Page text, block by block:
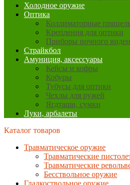
Холодное оружие
Оптика
Коллиматорные
Крепления для оптики
Приборы ночного
Страйкбол
Амуниция, аксессуары
Кейсы и кофры
Кобуры
Тубусы для оптики
Чехлы для ружей
Ягдташи, сумки
Луки, арбалеты
Каталог товаров
Травматическое оружие
Травматические
Травматические
Бесствольное оружие
Гладкоствольное оружие